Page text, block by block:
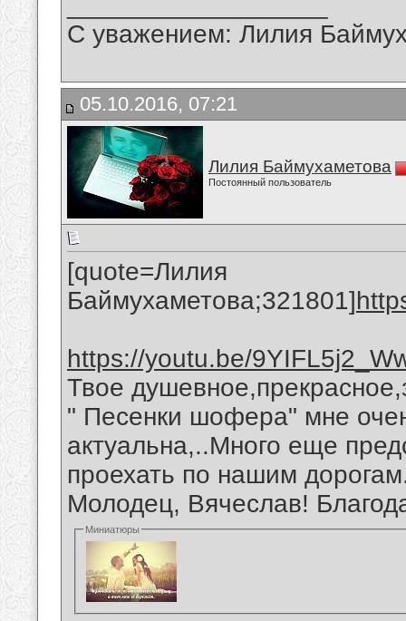
С уважением: Лилия
05.10.2016, 07:21
Лилия Баймухаметова
Постоянный пользователь
[quote=Лилия
Баймухаметова;321801]
https://youtu.be/
Твое
" Песенки шофера" мне
актуальна,..Много еще
проехать по нашим
Молодец, Вячеслав!
Миниатюры